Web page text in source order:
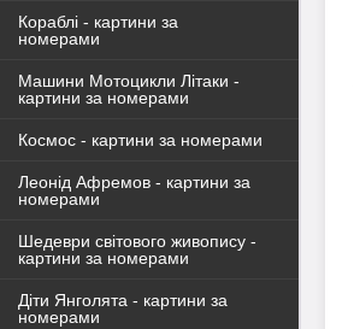
Кораблі - картини за
номерами
Машини Мотоцикли Літаки -
картини за номерами
Космос - картини за номерами
Леонід Афремов - картини за
номерами
Шедеври світового живопису -
картини за номерами
Діти Янголята - картини за
номерами